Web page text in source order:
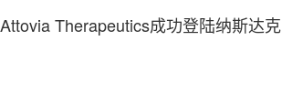
Therapeutics成功登陆纳斯达克